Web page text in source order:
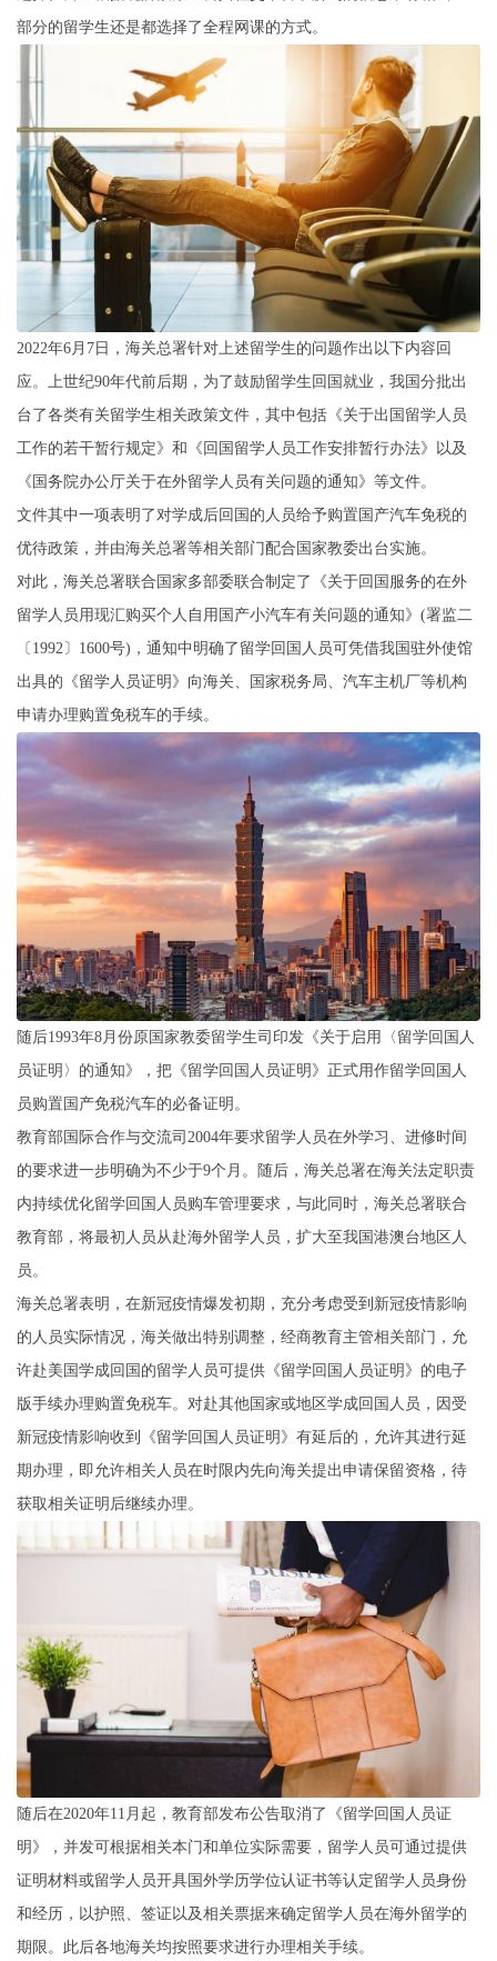
部分的留学生还是都选择了全程网课的方式。
2022年6月7日，海关总署针对上述留学生的问题作出以下内容回
应。上世纪90年代前后期，为了鼓励留学生回国就业，我国分批出
台了各类有关留学生相关政策文件，其中包括《关于出国留学人员
工作的若干暂行规定》和《回国留学人员工作安排暂行办法》以及
《国务院办公厅关于在外留学人员有关问题的通知》等文件。
文件其中一项表明了对学成后回国的人员给予购置国产汽车免税的
优待政策，并由海关总署等相关部门配合国家教委出台实施。
对此，海关总署联合国家多部委联合制定了《关于回国服务的在外
留学人员用现汇购买个人自用国产小汽车有关问题的通知》(署监二
〔1992〕1600号)，通知中明确了留学回国人员可凭借我国驻外使馆
出具的《留学人员证明》向海关、国家税务局、汽车主机厂等机构
申请办理购置免税车的手续。
随后1993年8月份原国家教委留学生司印发《关于启用〈留学回国人
员证明〉的通知》，把《留学回国人员证明》正式用作留学回国人
员购置国产免税汽车的必备证明。
教育部国际合作与交流司2004年要求留学人员在外学习、进修时间
的要求进一步明确为不少于9个月。随后，海关总署在海关法定职责
内持续优化留学回国人员购车管理要求，与此同时，海关总署联合
教育部，将最初人员从赴海外留学人员，扩大至我国港澳台地区人
员。
海关总署表明，在新冠疫情爆发初期，充分考虑受到新冠疫情影响
的人员实际情况，海关做出特别调整，经商教育主管相关部门，允
许赴美国学成回国的留学人员可提供《留学回国人员证明》的电子
版手续办理购置免税车。对赴其他国家或地区学成回国人员，因受
新冠疫情影响收到《留学回国人员证明》有延后的，允许其进行延
期办理，即允许相关人员在时限内先向海关提出申请保留资格，待
获取相关证明后继续办理。
随后在2020年11月起，教育部发布公告取消了《留学回国人员证
明》，并发可根据相关本门和单位实际需要，留学人员可通过提供
证明材料或留学人员开具国外学历学位认证书等认定留学人员身份
和经历，以护照、签证以及相关票据来确定留学人员在海外留学的
期限。此后各地海关均按照要求进行办理相关手续。